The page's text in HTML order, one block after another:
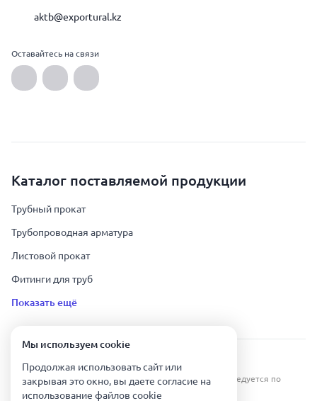
aktb@exportural.kz
Оставайтесь на связи
Каталог поставляемой продукции
Трубный прокат
Трубопроводная арматура
Листовой прокат
Фитинги для труб
Показать ещё
Урал Тех Экспорт — Казахстан © 2019-
Все права защищены. Копирование информации преследуется по
Мы используем сookie
Продолжая использовать сайт или
закрывая это окно, вы даете согласие на
использование файлов сookie